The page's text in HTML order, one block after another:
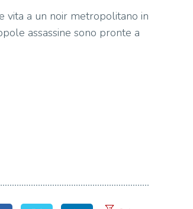
vita a un noir metropolitano in
assassine sono pronte a